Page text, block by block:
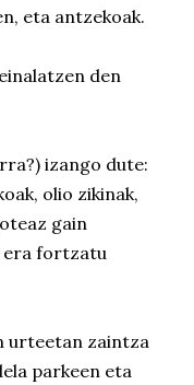
eta antzekoak.
den
izango dute:
olio zikinak,
gain
era fortzatu
urteetan zaintza
parkeen eta